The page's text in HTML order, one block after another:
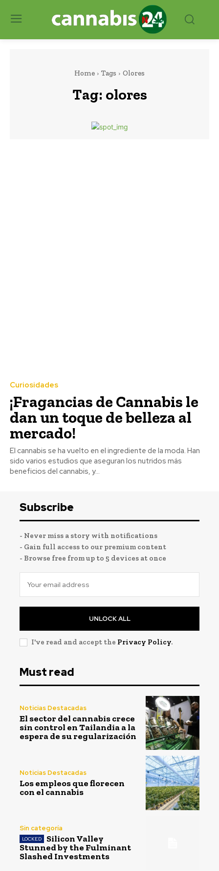
Home Tags Olores
Tag: olores
Curiosidades
¡Fragancias de Cannabis le
dan un toque de belleza al
mercado!
El cannabis se ha vuelto en el ingrediente de la moda. Han
sido varios estudios que aseguran los nutridos más
beneficios del cannabis, y...
Subscribe
- Never miss a story with notifications
- Gain full access to our premium content
- Browse free from up to 5 devices at once
UNLOCK ALL
I've read and accept the Privacy Policy.
Must read
Noticias Destacadas
El sector del cannabis crece
sin control en Tailandia a la
espera de su regularización
Noticias Destacadas
Los empleos que florecen
con el cannabis
Sin categoría
Silicon Valley
Stunned by the Fulminant
Slashed Investments